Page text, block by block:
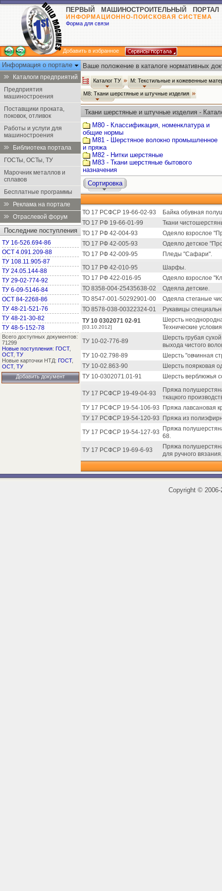
ПЕРВЫЙ МАШИНОСТРОИТЕЛЬНЫЙ ПОРТАЛ
ИНФОРМАЦИОННО-ПОИСКОВАЯ СИСТЕМА
Форма для связи
Добавить в избранное
Информация о портале
Каталоги предприятий
Предприятия
машиностроения
Поставщики проката,
поковок, отливок
Работы и услуги для
машиностроения
Библиотека портала
ГОСТы, ОСТы, ТУ
Марочник металлов и
сплавов
Бесплатные программы
Реклама на портале
Отраслевой форум
Последние поступления
ТУ 16-526.694-86
ОСТ 4.091.209-88
ТУ 108.11.905-87
ТУ 24.05.144-88
ТУ 29-02-774-92
ТУ 6-09-5146-84
ОСТ 84-2268-86
ТУ 48-21-521-76
ТУ 48-21-30-82
ТУ 48-5-152-78
Всего доступных документов:
71299
Новые поступления: ГОСТ,
ОСТ, ТУ
Новые карточки НТД: ГОСТ,
ОСТ, ТУ
Добавить документ
Ваше положение в каталоге нормативных
Каталог ТУ М: Текстильные и кожевенные
М8: Ткани шерстяные и штучные изделия
Ткани шерстяные и штучные изделия -
М80 - Классификация, номенклатура и
общие нормы
М81 - Шерстяное волокно промышленное
и пряжа
М82 - Нитки шерстяные
М83 - Ткани шерстяные бытового
назначения
Сортировка
ТО 17 РСФСР 19-66-02-93
Байка обувная
ТО 17 РФ 19-66-01-99
Ткани
ТО 17 РФ 42-004-93
Одеяло взрослое
ТО 17 РФ 42-005-93
Одеяло детское
ТО 17 РФ 42-009-95
Пледы "Сафари".
ТО 17 РФ 42-010-95
Шарфы.
ТО 17 РФ 422-016-95
Одеяло взрослое
ТО 8358-004-25435638-02
Одеяла детские.
ТО 8547-001-50292901-00
Одеяла стеганые
ТО 8578-038-00322324-01
Рукавицы
ТУ 10 0302071 02-91
[03.10.2012]
Шерсть
Технические
ТУ 10-02-776-89
Шерсть грубая
выхода чистого
ТУ 10-02.798-89
Шерсть "овчинная
ТУ 10-02.863-90
Шерсть поярковая
ТУ 10-0302071.01-91
Шерсть верблюжья
ТУ 17 РСФСР 19-49-04-93
Пряжа
ткацкого
ТУ 17 РСФСР 19-54-106-93
Пряжа лавсановая
ТУ 17 РСФСР 19-54-120-93
Пряжа из
ТУ 17 РСФСР 19-54-127-93
Пряжа
68.
ТУ 17 РСФСР 19-69-6-93
Пряжа
для ручного вязания.
Copyright ©